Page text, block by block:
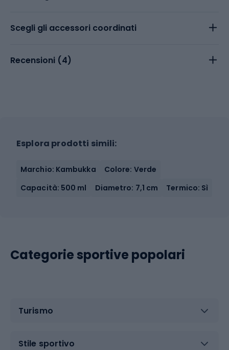
Scegli gli accessori coordinati
Recensioni (4)
Esplora prodotti simili:
Marchio: Kambukka
Colore: Verde
Capacità: 500 ml
Diametro: 7,1 cm Termico: Sì
Categorie sportive popolari
Turismo
Stile sportivo